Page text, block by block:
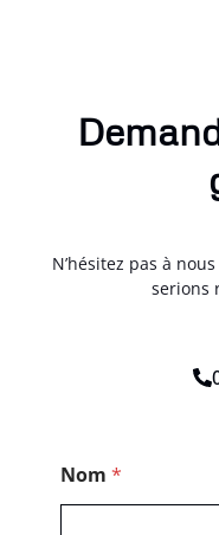
N’hésitez pas à
serions
Nom *